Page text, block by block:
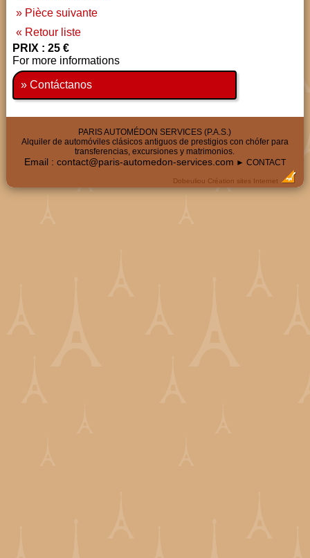
» Pièce suivante
« Retour liste
PRIX : 25 €
For more informations
» Contáctanos
PARIS AUTOMÉDON SERVICES (P.A.S.)
Alquiler de automóviles clásicos antiguos de prestigios con chófer para
transferencias, excursiones y matrimonios.
Email : contact@paris-automedon-services.com ► CONTACT
Dobeuliou Création sites Internet